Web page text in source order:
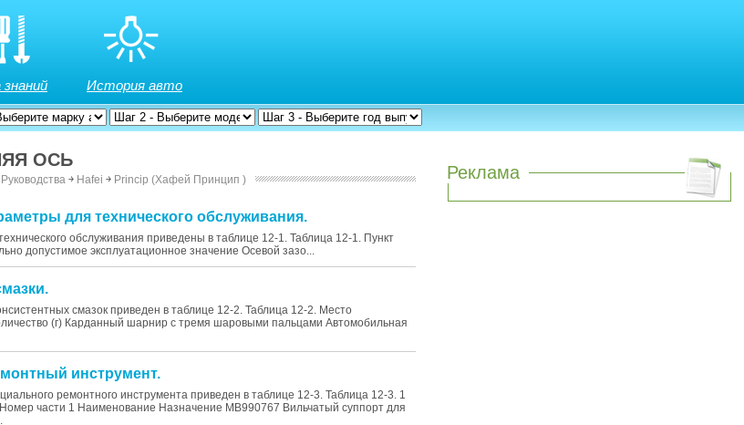
знаний История авто
ОСЬ
Руководства ￫ Hafei ￫ Princip (Хафей Принцип )
для технического обслуживания.
обслуживания приведены в таблице 12-1. Таблица 12-1. Пункт
допустимое эксплуатационное значение Осевой зазо...
смазок приведен в таблице 12-2. Таблица 12-2. Место
(г) Карданный шарнир с тремя шаровыми пальцами Автомобильная
инструмент.
ремонтного инструмента приведен в таблице 12-3. Таблица 12-3. 1
части 1 Наименование Назначение МВ990767 Вильчатый суппорт для
Реклама